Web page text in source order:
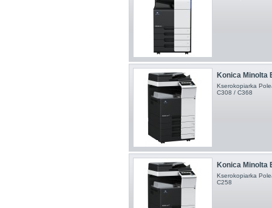
Konica Minolta
Kserokopiarka
C308 / C368
Konica Minolta
Kserokopiarka
C258